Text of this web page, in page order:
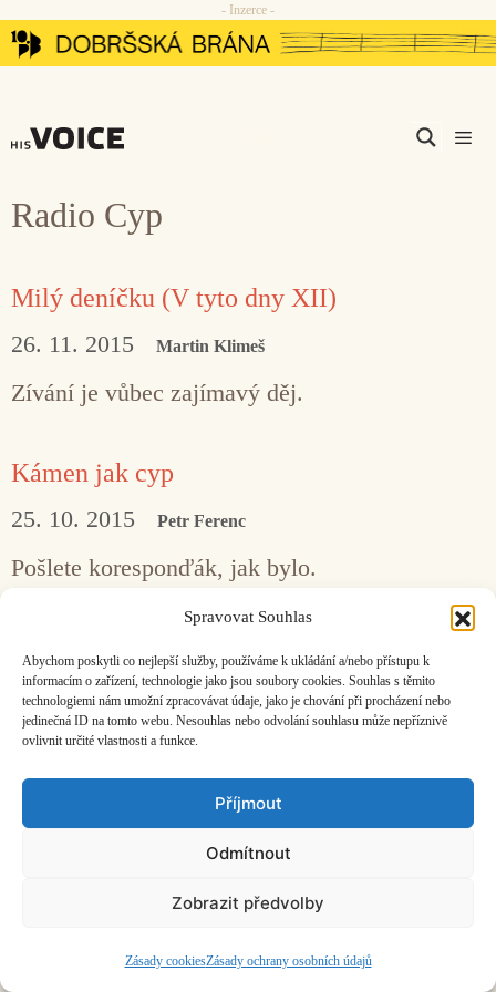
Spravovat Souhlas
Abychom poskytli co nejlepší služby, používáme k ukládání a/nebo přístupu k
informacím o zařízení, technologie jako jsou soubory cookies. Souhlas s těmito
technologiemi nám umožní zpracovávat údaje, jako je chování při procházení nebo
jedinečná ID na tomto webu. Nesouhlas nebo odvolání souhlasu může nepříznivě
ovlivnit určité vlastnosti a funkce.
Příjmout
Odmítnout
Zobrazit předvolby
Zásady cookiesZásady ochrany osobních údajů
Přeskočit
na
- Inzerce -
Radio Cyp
Milý deníčku (V tyto dny XII)
26. 11. 2015 Martin Klimeš
Zívání je vůbec zajímavý děj.
Kámen jak cyp
25. 10. 2015 Petr Ferenc
Pošlete koresponďák, jak bylo.
ČASOPIS O JINÉ HUDBĚ | vydáváHudební informační středisko